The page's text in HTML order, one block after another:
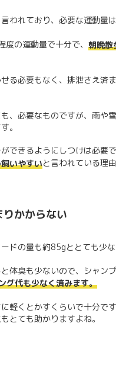
言われており、必要な運動量
の運動量で十分で、 朝晩散
る必要もなく、排泄さえ済
、必要なものですが、雨や
。
できるようにしつけは必要
いやすいと言われている理
かからない
ドの量も約85gととても少な
体臭も少ないので、シャン
グ代も少なく済みます。
軽くとかすくらいで十分で
とても助かりますよね。